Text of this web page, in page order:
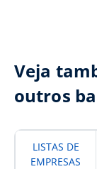
Veja
outros
LISTAS DE
EMPRESAS